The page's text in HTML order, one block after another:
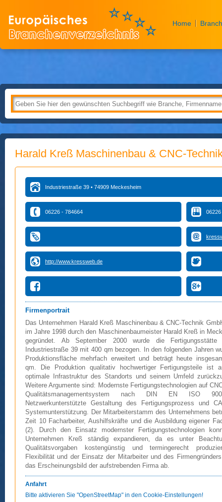
Home
Harald Kreß Maschinenbau & CNC-
Industriestraße 39 • 74909 Meckesheim
06226 - 784664
http://www.kressweb.de
Firmenportrait
Das Unternehmen Harald Kreß Maschinenbau & CNC-Technik
im Jahre 1998 durch den Maschinenbaumeister Harald Kreß in
gegründet. Ab September 2000 wurde die
Industriestraße 39 mit 400 qm bezogen. In den folgenden Jahren
Produktionsfläche mehrfach erweitert und beträgt heute
qm. Die Produktion qualitativ hochwertiger Fertigungsteile ist
optimale Infrastruktur des Standorts und seinem Umfeld
Weitere Argumente sind: Modernste Fertigungstechnologien auf
Qualitätsmanagementsystem nach DIN EN ISO
Netzwerkunterstützte Gestaltung des Fertigungsprozess und
Systemunterstützung. Der Mitarbeiterstamm des Unternehmens
Zeit 10 Facharbeiter, Aushilfskräfte und die Ausbildung eigener
(2). Durch den Einsatz modernster Fertigungstechnologien
Unternehmen Kreß ständig expandieren, da es unter
Qualitätsvorgaben kostengünstig und termingerecht
Flexibilität und der Einsatz der Mitarbeiter und des
das Erscheinungsbild der aufstrebenden Firma ab.
Anfahrt
Bitte aktivieren Sie "OpenStreetMap" in den Cookie-Einstellungen!